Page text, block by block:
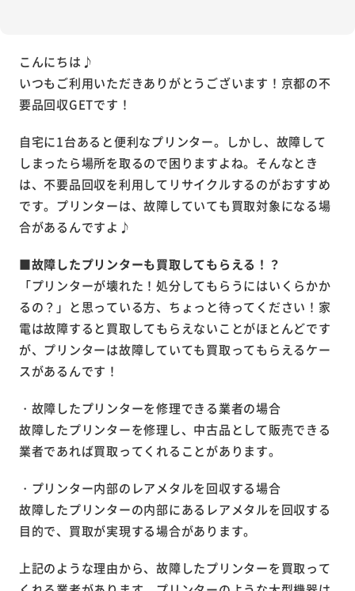
こんにちは♪
いつもご利用いただきありがとうございます！京都の不
要品回収GETです！
自宅に1台あると便利なプリンター。しかし、故障して
しまったら場所を取るので困りますよね。そんなとき
は、不要品回収を利用してリサイクルするのがおすすめ
です。プリンターは、故障していても買取対象になる場
合があるんですよ♪
■故障したプリンターも買取してもらえる！？
「プリンターが壊れた！処分してもらうにはいくらかか
るの？」と思っている方、ちょっと待ってください！家
電は故障すると買取してもらえないことがほとんどです
が、プリンターは故障していても買取ってもらえるケー
スがあるんです！
・故障したプリンターを修理できる業者の場合
故障したプリンターを修理し、中古品として販売できる
業者であれば買取ってくれることがあります。
・プリンター内部のレアメタルを回収する場合
故障したプリンターの内部にあるレアメタルを回収する
目的で、買取が実現する場合があります。
上記のような理由から、故障したプリンターを買取って